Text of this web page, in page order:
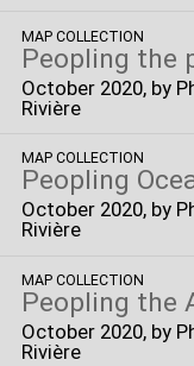
MAP COLLECTION
Peopling the
October 2020, by
Rivière
MAP COLLECTION
Peopling
October 2020, by
Rivière
MAP COLLECTION
Peopling the
October 2020, by
Rivière